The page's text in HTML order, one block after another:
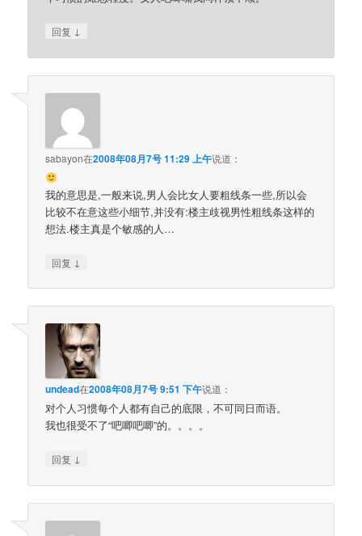
回复 ↓
sabayon在2008年08月7号 11:29 上午说道：
我的意思是,一般来说,男人会比女人要粗线条一些,所以会
比较不在意这些小细节,并没有:楼主歧视男性粗线条这样的
想法.楼主真是个敏感的人…
回复 ↓
undead在2008年08月7号 9:51 下午说道：
对个人习惯每个人都有自己的底限，不可同日而语。
我也很受不了“吧唧吧唧”的。。。。
回复 ↓